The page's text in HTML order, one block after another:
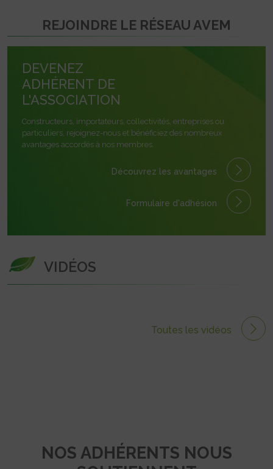
REJOINDRE LE RÉSEAU AVEM
DEVENEZ
ADHÉRENT DE
L'ASSOCIATION
Constructeurs, importateurs, collectivités, entreprises ou
particuliers, rejoignez-nous et bénéficiez des nombreux
avantages accordés à nos membres.
Découvrez les avantages
Formulaire d'adhésion
VIDÉOS
Toutes les vidéos
NOS ADHÉRENTS NOUS